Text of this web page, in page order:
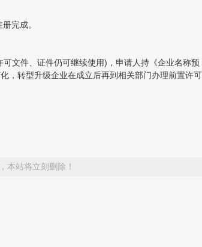
完成。
文件、证件仍可继续使用)，申请人持《企业名称预
，转型升级企业在成立后再到相关部门办理前置许可
本站将立刻删除！